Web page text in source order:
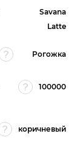
Savana
Latte
Рогожка
100000
коричневый